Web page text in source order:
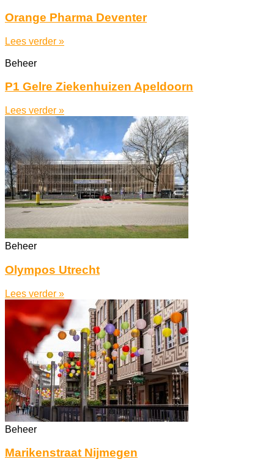
Orange Pharma Deventer
Lees verder »
Beheer
P1 Gelre Ziekenhuizen Apeldoorn
Lees verder »
Beheer
Olympos Utrecht
Lees verder »
Beheer
Marikenstraat Nijmegen